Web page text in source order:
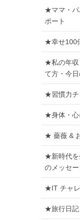
★ママ・パ
ポート
★幸せ100
★私の年収
て方・今
★習慣力チ
★身体・心
★ 薔薇 &
★新時代を
のメッセ
★IT チャ
★旅行日記